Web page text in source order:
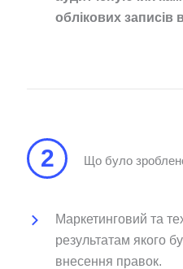
облікових записів
2 Що було
Маркетинговий та
результатам якого
внесення правок.